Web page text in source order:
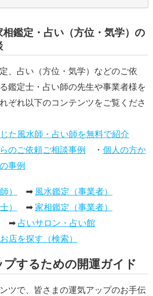
鑑定・占い（方位・気学）の
、占い（方位・気学）などのご依
鑑定士・占い師の先生や事業者様を
ぞれ以下のコンテンツをご覧くださ
た風水師・占い師を無料で紹介
のご依頼ご相談事例 ・ 個人の方か
事例
） ➡ 風水鑑定（事業者）
） ➡ 家相鑑定（事業者）
➡ 占いサロン・占い館
店を探す（検索）
するための開運ガイド
ツで、皆さまの運気アップのお手伝